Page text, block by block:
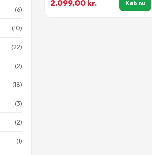
(6)
(10)
(22)
(2)
(18)
(3)
(2)
(1)
2.099,00 kr. Køb nu